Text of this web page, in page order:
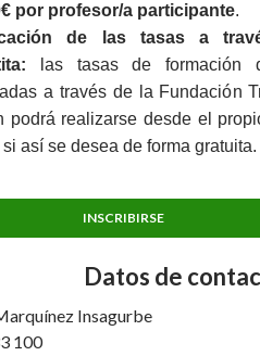
por profesor/a participante.
de las tasas a
las tasas de formación
a través de la Fundación
podrá realizarse desde el
así se desea de forma gratuita.
Datos de
Insagurbe
100